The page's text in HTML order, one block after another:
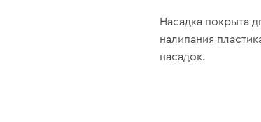
Насадка покрыта
налипания
насадок.